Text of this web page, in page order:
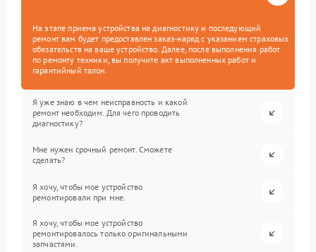
На этапе приема устройства на диагностику и последующий
ремонт вам будет предоставлен заказ-наряд с указанием страховых
обязательств на ваше устройство. Далее, после выполнения работ
по ремонту техники, вы получите акт выполненных работ и
гарантийный талон.
Я уже знаю в чем неисправность и какой
ремонт необходим. Для чего проводить
диагностику?
Мне нужен срочный ремонт. Сможете
сделать?
Я хочу, чтобы мое устройство
ремонтировали при мне.
Я хочу, чтобы мое устройство
ремонтировалось только оригинальными
запчастями.